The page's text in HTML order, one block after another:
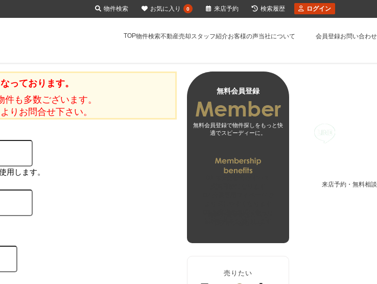
TOP物件検索不動産売却スタッフ紹介お客様の声当社について 会員登録お問い合わせ
来店予約・無料相談
っております。
も多数ございます。
りお問合せ下さい。
用します。
無料会員登録
無料会員登録で物件探しをもっと快
適でスピーディーに。
売りたい
物件検索 お気に入り 0 来店予約 検索履歴 ログイン